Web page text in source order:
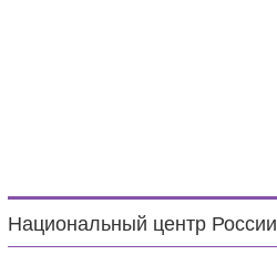
Национальный центр России